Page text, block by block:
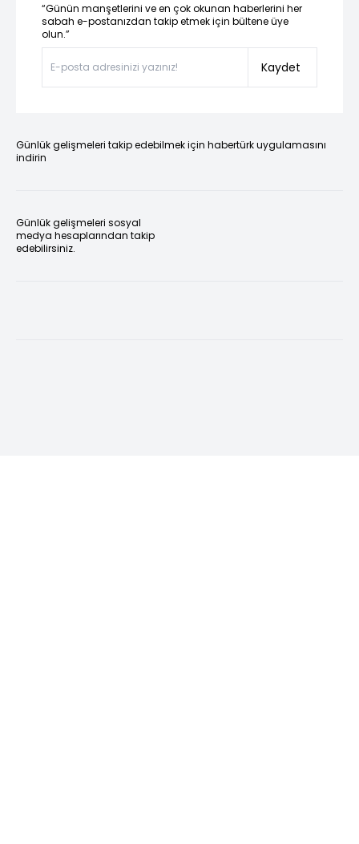
“Günün manşetlerini ve en çok okunan haberlerini her
sabah e-postanızdan takip etmek için bültene üye
olun.”
Kaydet
Günlük gelişmeleri takip edebilmek için habertürk uygulamasını
indirin
Günlük gelişmeleri sosyal
medya hesaplarından takip
edebilirsiniz.